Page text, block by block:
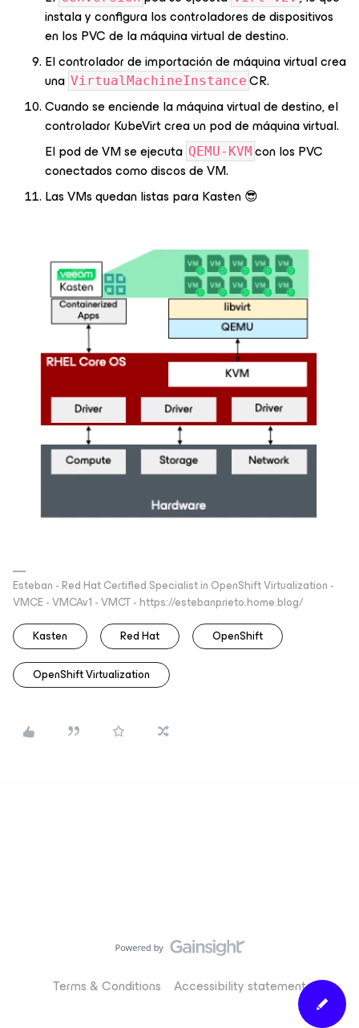
instala y configura los controladores de dispositivos
en los PVC de la máquina virtual de destino.
El controlador de importación de máquina virtual crea
una VirtualMachineInstance CR.
Cuando se enciende la máquina virtual de destino, el
controlador KubeVirt crea un pod de máquina virtual.
El pod de VM se ejecuta QEMU-KVM con los PVC
conectados como discos de VM.
Las VMs quedan listas para Kasten 😎
Esteban - Red Hat Certified Specialist in OpenShift Virtualization -
VMCE - VMCAv1 - VMCT - https://estebanprieto.home.blog/
Kasten
Red Hat OpenShift
OpenShift Virtualization
Terms & Conditions Accessibility statement